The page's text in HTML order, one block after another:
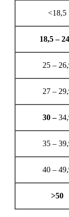
<18,5
18,5 –
25 –
27 –
30 –
35 –
40 –
>50